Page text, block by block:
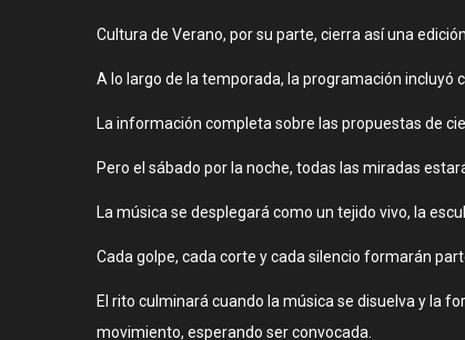
Cultura de Verano, por su parte, cierra así una
A lo largo de la temporada, la programación incluyó
La información completa sobre las propuestas de
Pero el sábado por la noche, todas las miradas
La música se desplegará como un tejido vivo, la
Cada golpe, cada corte y cada silencio formarán
El rito culminará cuando la música se disuelva y la
movimiento, esperando ser convocada.